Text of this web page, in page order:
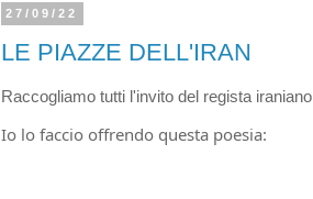
27/09/22
LE PIAZZE DELL'IRAN
Raccogliamo tutti l'invito del regista iraniano
Io lo faccio offrendo questa poesia: